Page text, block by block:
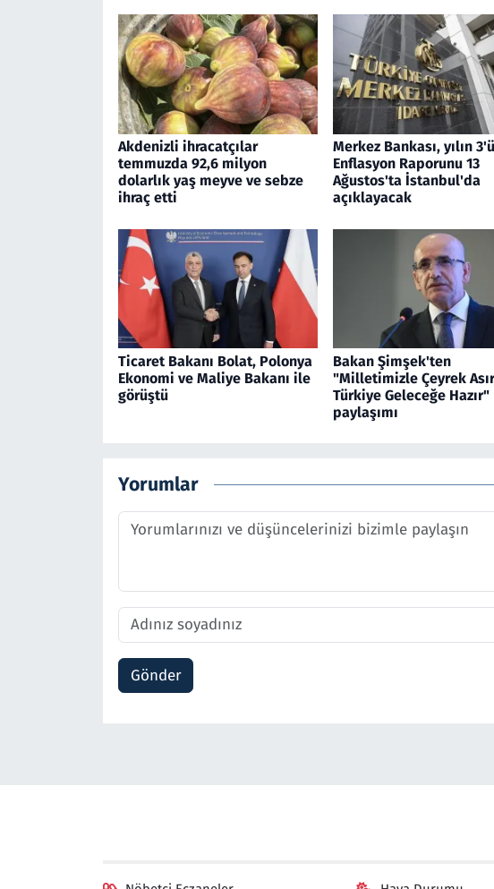
Akdenizli ihracatçılar
temmuzda 92,6 milyon
dolarlık yaş meyve ve sebze
ihraç etti
Merkez Bankası, yılın
Enflasyon Raporunu 13
Ağustos'ta İstanbul'da
açıklayacak
Ticaret Bakanı Bolat, Polonya
Ekonomi ve Maliye Bakanı ile
görüştü
Bakan Şimşek'ten
"Milletimizle Çeyrek
Türkiye Geleceğe Hazır"
paylaşımı
Yorumlar
Gönder